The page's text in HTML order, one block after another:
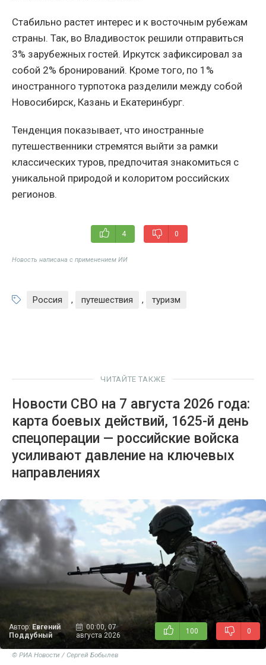
Стабильно растет интерес и к восточным рубежам
страны. Так, во Владивосток решили отправиться
3% зарубежных гостей. Иркутск зафиксировал за
собой 2% бронирований. Кроме того, по 1%
иностранного турпотока разделили между собой
Новосибирск, Казань и Екатеринбург.
Тенденция показывает, что иностранные
путешественники стремятся выйти за рамки
классических туров, предпочитая знакомиться с
уникальной природой и колоритом российских
регионов.
4 0
Новость написана с применением ИИ
Россия , путешествия , туризм
ЧИТАЙТЕ ТАКЖЕ
Новости СВО на 7 августа 2026 года:
карта боевых действий, 1625-й день
спецоперации — российские войска
усиливают давление на ключевых
направлениях
Автор: Евгений
Поддубный
00:00, 07
августа 2026
100 0
© РИА Новости / Сергей Бобылев